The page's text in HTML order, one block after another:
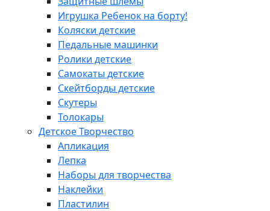
Игрушка Ребенок на борту!
Коляски детские
Педальные машинки
Ролики детские
Самокаты детские
Скейтборды детские
Скутеры
Толокары
Детское Творчество
Апликация
Лепка
Наборы для творчества
Наклейки
Пластилин